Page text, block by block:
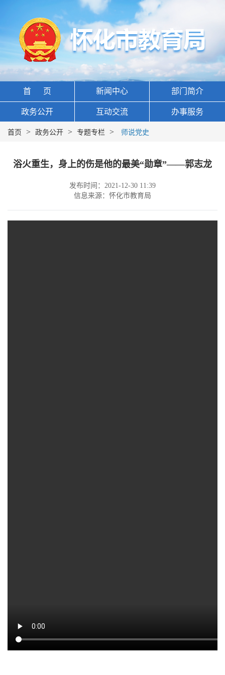
首 页 新闻中心 部门简介
政务公开 互动交流 办事服务
首页 > 政务公开 > 专题专栏 > 师说党史
浴火重生，身上的伤是他的最美“勋章”——郭志龙
发布时间：2021-12-30 11:39
信息来源：怀化市教育局